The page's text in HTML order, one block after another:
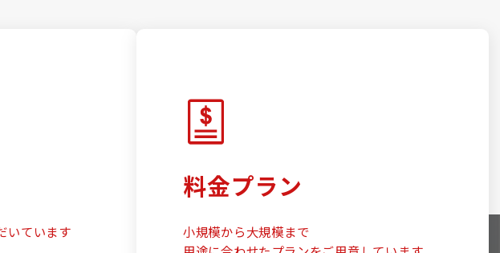
いています
料金プラン
小規模から大規模まで